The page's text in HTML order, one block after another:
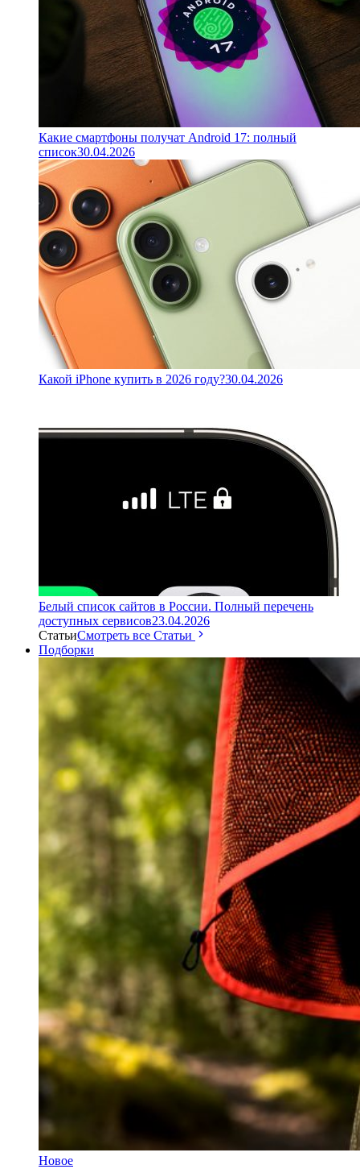
Какие смартфоны получат Android 17: полный
список30.04.2026
Какой iPhone купить в 2026 году?30.04.2026
Белый список сайтов в России. Полный перечень
доступных сервисов23.04.2026
СтатьиСмотреть все Статьи
Подборки
Новое